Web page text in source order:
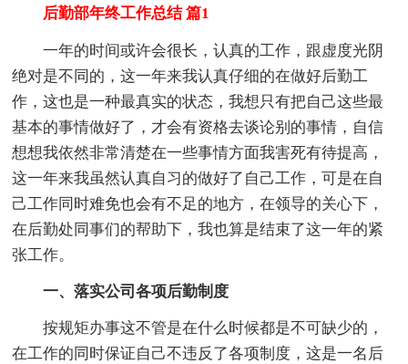
后勤部年终工作总结 篇1
一年的时间或许会很长，认真的工作，跟虚度光阴
绝对是不同的，这一年来我认真仔细的在做好后勤工
作，这也是一种最真实的状态，我想只有把自己这些最
基本的事情做好了，才会有资格去谈论别的事情，自信
想想我依然非常清楚在一些事情方面我害死有待提高，
这一年来我虽然认真自习的做好了自己工作，可是在自
己工作同时难免也会有不足的地方，在领导的关心下，
在后勤处同事们的帮助下，我也算是结束了这一年的紧
张工作。
一、落实公司各项后勤制度
按规矩办事这不管是在什么时候都是不可缺少的，
在工作的同时保证自己不违反了各项制度，这是一名后